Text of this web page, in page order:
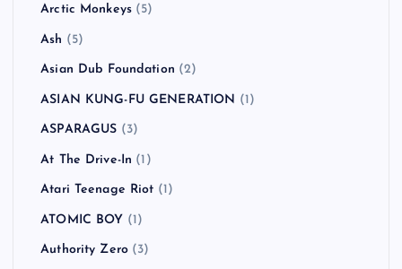
Arctic Monkeys (5)
Ash (5)
Asian Dub Foundation (2)
ASIAN KUNG-FU GENERATION (1)
ASPARAGUS (3)
At The Drive-In (1)
Atari Teenage Riot (1)
ATOMIC BOY (1)
Authority Zero (3)